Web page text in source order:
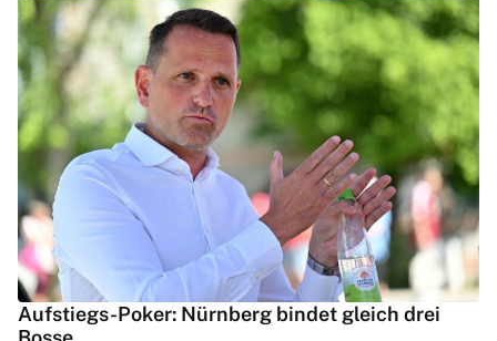
Aufstiegs-Poker: Nürnberg bindet gleich drei